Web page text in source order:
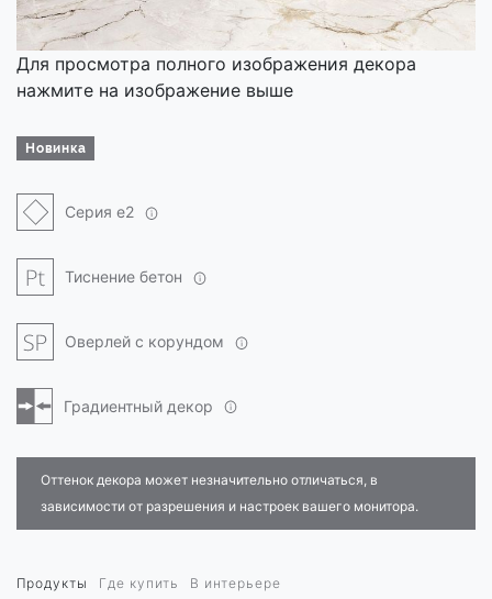
Для просмотра полного изображения декора
нажмите на изображение выше
Новинка
Серия e2
Тиснение бетон
Оверлей с корундом
Градиентный декор
Оттенок декора может незначительно отличаться, в
зависимости от разрешения и настроек вашего монитора.
Продукты Где купить В интерьере